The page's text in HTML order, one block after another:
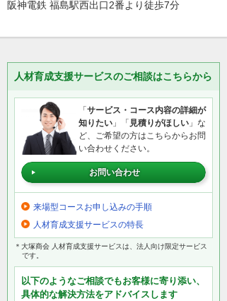
阪神電鉄 福島駅西出口2番より徒歩7分
人材育成支援サービスのご相談はこちらから
「 サービス・コース内容の詳細が
知りたい 」「 見積りがほしい 」な
ど、ご希望の方はこちらからお問
い合わせください。
お問い合わせ
来場型コースお申し込みの手順
人材育成支援サービスの特長
＊大塚商会 人材育成支援サービスは、法人向け限定サービス
です。
以下のようなご相談でもお客様に寄り添い、
具体的な解決方法をアドバイスします